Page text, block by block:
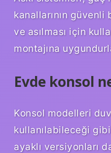
kanallarının güvenli
ve asılması için
montajına
Evde konsol
Konsol modelleri
kullanılabileceği
ayaklı versiyonları